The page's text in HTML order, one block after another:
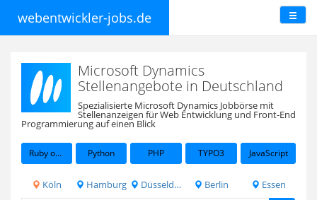
webentwickler-jobs.de
Microsoft Dynamics
Stellenangebote in Deutschland
Spezialisierte Microsoft Dynamics Jobbörse mit
Stellenanzeigen für Web Entwicklung und Front-End
Programmierung auf einen Blick
Ruby on Rails Python PHP TYPO3 JavaScript
Köln Hamburg Düsseldorf Berlin Essen